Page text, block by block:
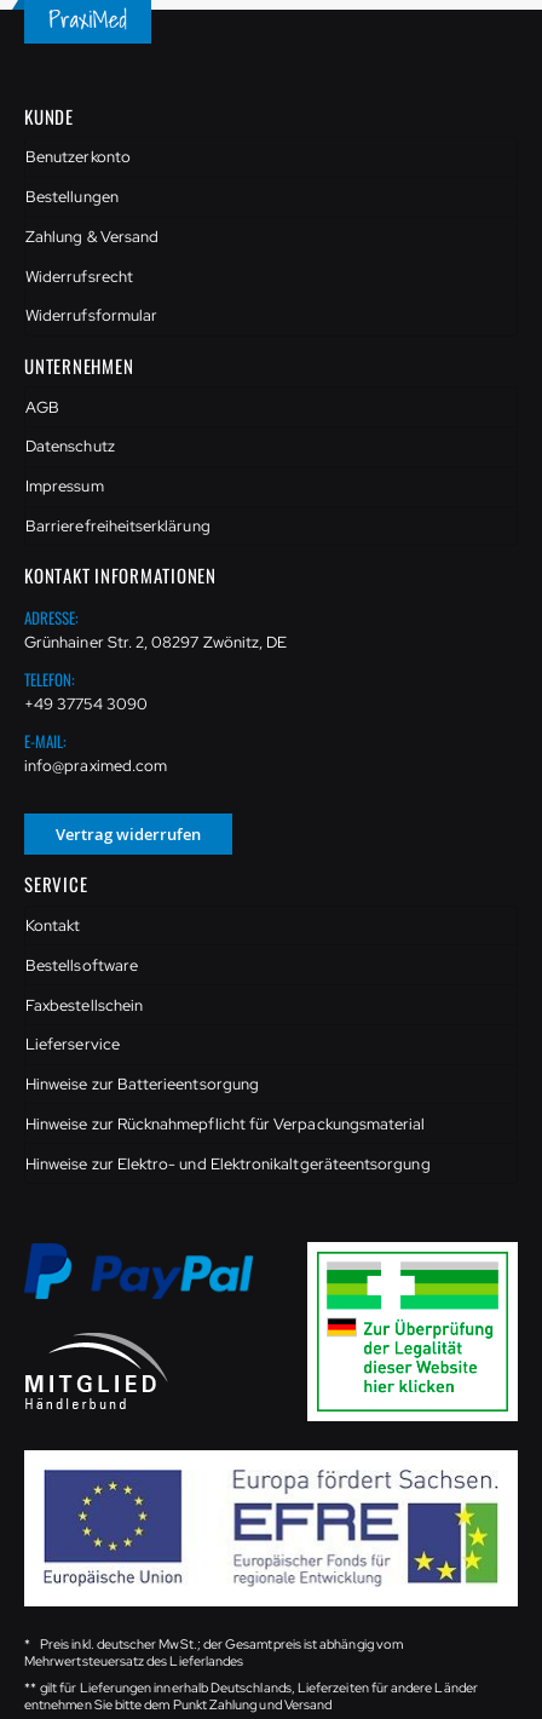
KUNDE
Benutzerkonto
Bestellungen
Zahlung & Versand
Widerrufsrecht
Widerrufsformular
UNTERNEHMEN
AGB
Datenschutz
Impressum
Barrierefreiheitserklärung
KONTAKT INFORMATIONEN
ADRESSE:
Grünhainer Str. 2, 08297 Zwönitz, DE
TELEFON:
+49 37754 3090
E-MAIL:
info@praximed.com
Vertrag widerrufen
SERVICE
Kontakt
Bestellsoftware
Faxbestellschein
Lieferservice
Hinweise zur Batterieentsorgung
Hinweise zur Rücknahmepflicht für Verpackungsmaterial
Hinweise zur Elektro- und Elektronikaltgeräteentsorgung
* Preis inkl. deutscher MwSt.; der Gesamtpreis ist abhängig vom
Mehrwertsteuersatz des Lieferlandes
** gilt für Lieferungen innerhalb Deutschlands, Lieferzeiten für andere Länder
entnehmen Sie bitte dem Punkt Zahlung und Versand